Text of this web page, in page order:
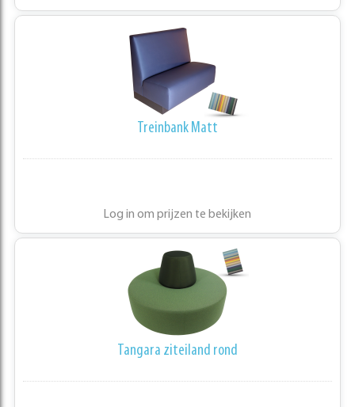
Treinbank Matt
Log in om prijzen te bekijken
Tangara ziteiland rond